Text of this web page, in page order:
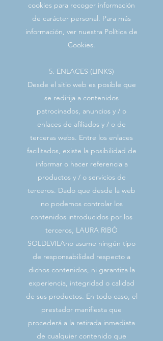
cookies para recoger información
de carácter personal. Para más
información, ver nuestra Política de
Cookies.
5. ENLACES (LINKS)
Desde el sitio web es posible que
se redirija a contenidos
patrocinados, anuncios y / o
enlaces de afiliados y / o de
terceras webs. Entre los enlaces
facilitados, existe la posibilidad de
informar o hacer referencia a
productos y / o servicios de
terceros. Dado que desde la web
no podemos controlar los
contenidos introducidos por los
terceros, LAURA RIBÓ
SOLDEVILAno asume ningún tipo
de responsabilidad respecto a
dichos contenidos, ni garantiza la
experiencia, integridad o calidad
de sus productos. En todo caso, el
prestador manifiesta que
procederá a la retirada inmediata
de cualquier contenido que